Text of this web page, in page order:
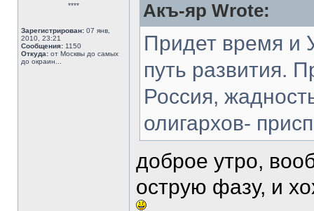
****
Зарегистрирован: 07 янв,
2010, 23:21
Сообщения: 1150
Откуда: от Москвы до самых
до окраин...
Акъ-яр Wrote:
Придет время и
путь развития.
Россия,
олигархов-
доброе утро,
острую фазу, и